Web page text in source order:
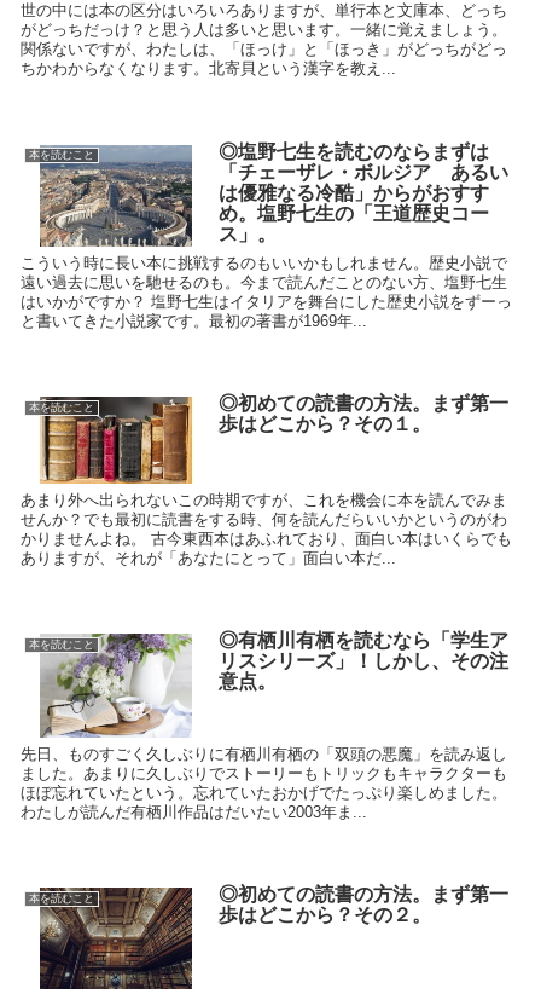
世の中には本の区分はいろいろありますが、単行本と文庫本、どっち
がどっちだっけ？と思う人は多いと思います。一緒に覚えましょう。
関係ないですが、わたしは、「ほっけ」と「ほっき」がどっちがどっ
ちかわからなくなります。北寄貝という漢字を教え...
本を読むこと
◎塩野七生を読むのならまずは
「チェーザレ・ボルジア あるい
は優雅なる冷酷」からがおすす
め。塩野七生の「王道歴史コー
ス」。
こういう時に長い本に挑戦するのもいいかもしれません。歴史小説で
遠い過去に思いを馳せるのも。今まで読んだことのない方、塩野七生
はいかがですか？ 塩野七生はイタリアを舞台にした歴史小説をずーっ
と書いてきた小説家です。最初の著書が1969年...
本を読むこと
◎初めての読書の方法。まず第一
歩はどこから？その１。
あまり外へ出られないこの時期ですが、これを機会に本を読んでみま
せんか？でも最初に読書をする時、何を読んだらいいかというのがわ
かりませんよね。 古今東西本はあふれており、面白い本はいくらでも
ありますが、それが「あなたにとって」面白い本だ...
本を読むこと
◎有栖川有栖を読むなら「学生ア
リスシリーズ」！しかし、その注
意点。
先日、ものすごく久しぶりに有栖川有栖の「双頭の悪魔」を読み返し
ました。あまりに久しぶりでストーリーもトリックもキャラクターも
ほぼ忘れていたという。忘れていたおかげでたっぷり楽しめました。
わたしが読んだ有栖川作品はだいたい2003年ま...
本を読むこと
◎初めての読書の方法。まず第一
歩はどこから？その２。